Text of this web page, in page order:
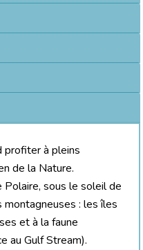
profiter à pleins
de la Nature.
sous le soleil de
montagneuses : les îles
et à la faune
au Gulf Stream).